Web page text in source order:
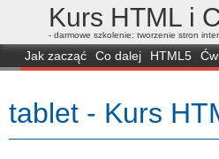
Kurs HTML i
- darmowe szkolenie: tworzenie stron
Jak zacząć Co dalej HTML5
FAQ
Przeglądarki Mapa FORUM
tablet - Kurs